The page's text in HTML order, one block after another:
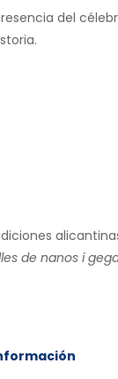
del
de nanos i